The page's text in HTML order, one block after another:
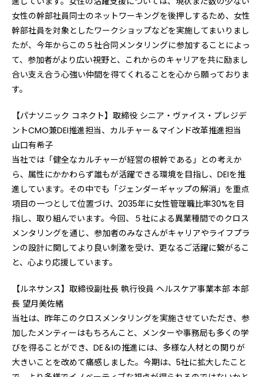
女性の幹部社員同士のネットワーキングを後押しするため、女性
幹部社員を対象としたワークショップなどを実施してまいりまし
たが、今年からこの５社合同メンタリングに参加することによっ
て、参加者がより広い視野と、これからのキャリアを共に励まし
合い支え合う心強い仲間を得てくれることを心から願っておりま
す。
【パナソニック コネクト】取締役 シニア・ヴァイス・プレジデ
ントCMO兼DEI推進担当、カルチャー＆マインド改革推進担当
山口有希子
当社では「健全なカルチャーが経営の根幹である」との考えか
ら、属性にかかわらず誰もが活躍できる環境を目指し、DEIを推
進しています。その中でも「ジェンダーギャップの解消」を重点
項目の一つとして位置づけ、2035年に女性管理職比率30%を目
指し、取り組んでいます。今回、５社による異業種間でのクロス
メンタリングを通じ、参加者のみなさんがキャリアやライフプラ
ンの設計に関してより良い刺激を受け、更なるご活躍に繋がるこ
と、心より応援しています。
【ルネサンス】取締役副社長 執行役員 ヘルスケア事業本部 本部
長 望月美佐緒
当社は、昨年このクロスメンタリングを実施させていただき、参
加したメンティーはもちろんこと、メンターや事務局も多くの学
びを得ることができ、DE＆Iの推進には、多様な人材との関りが
大きいことを改めて痛感しました。今期は、5社に拡大したこと